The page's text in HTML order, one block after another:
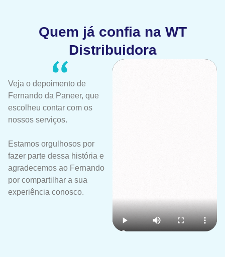
Quem já confia na WT
Distribuidora
Veja o depoimento de
Fernando da Paneer, que
escolheu contar com os
nossos serviços.
Estamos orgulhosos por
fazer parte dessa história e
agradecemos ao Fernando
por compartilhar a sua
experiência conosco.